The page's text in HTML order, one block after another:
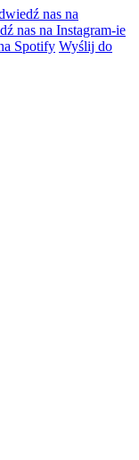
nas na
nas na Instagram-ie
Spotify Wyślij do